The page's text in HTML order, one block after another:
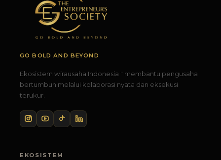
GO BOLD AND BEYOND
Ekosistem wirausaha Indonesia " membantu pengusaha
bertumbuh melalui kolaborasi nyata dan eksekusi
terukur.
EKOSISTEM